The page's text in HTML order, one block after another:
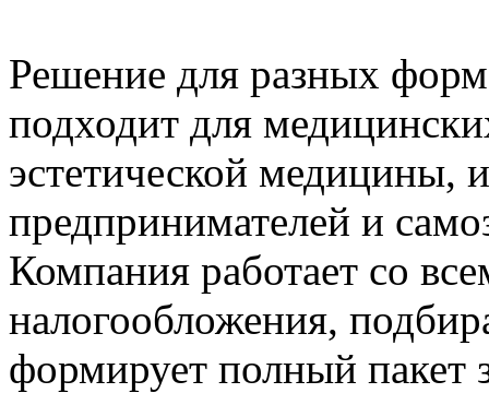
Решение для разных
подходит для
эстетической медицины,
предпринимателей и
Компания работает со
налогообложения,
формирует полный